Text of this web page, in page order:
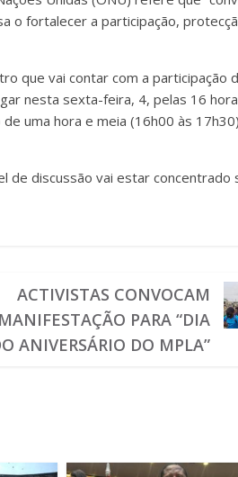
o fortalecer a participação,
que vai contar com a participação
nesta sexta-feira, 4, pelas 16
uma hora e meia (16h00 às
de discussão vai estar concentrado
ACTIVISTAS CONVOCAM
MANIFESTAÇÃO PARA “DIA
ANIVERSÁRIO DO MPLA”